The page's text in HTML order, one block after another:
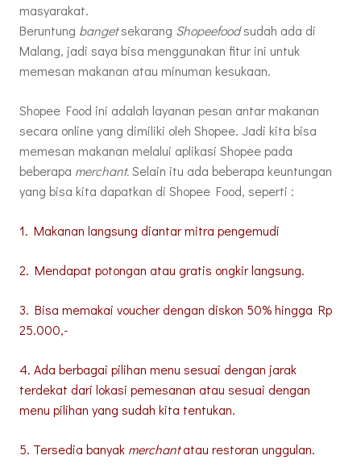
masyarakat.
Beruntung bangetsekarang Shopeefoodsudah ada di
Malang, jadi saya bisa menggunakan fitur ini untuk
memesan makanan atau minuman kesukaan.
Shopee Food ini adalah layanan pesan antar makanan
secara online yang dimiliki oleh Shopee. Jadi kita bisa
memesan makanan melalui aplikasi Shopee pada
beberapa merchant.Selain itu ada beberapa keuntungan
yang bisa kita dapatkan di Shopee Food, seperti :
1. Makanan langsung diantar mitra pengemudi
2. Mendapat potongan atau gratis ongkir langsung.
3. Bisa memakai voucher dengan diskon 50% hingga Rp
25.000,-
4. Ada berbagai pilihan menu sesuai dengan jarak
terdekat dari lokasi pemesanan atau sesuai dengan
menu pilihan yang sudah kita tentukan.
5. Tersedia banyak merchantatau restoran unggulan.